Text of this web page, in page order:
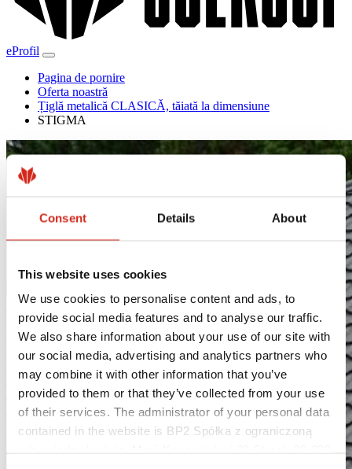
Consent Details About
This website uses cookies
We use cookies to personalise content and ads, to
provide social media features and to analyse our traffic.
We also share information about your use of our site with
our social media, advertising and analytics partners who
may combine it with other information that you’ve
provided to them or that they’ve collected from your use
of their services. The administrator of your personal data
contained in the website is BP2 Spółka z ograniczoną
eProfil
Pagina de pornire
Oferta noastră
Țiglă metalică CLASICĂ, tăiată la dimensiune
STIGMA